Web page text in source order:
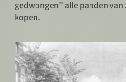
gedwongen” alle panden
kopen.